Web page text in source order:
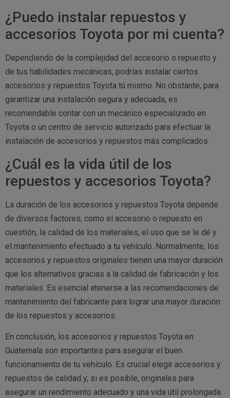
¿Puedo instalar repuestos y
accesorios Toyota por mi cuenta?
Dependiendo de la complejidad del accesorio o repuesto y
de tus habilidades mecánicas, podrías instalar ciertos
accesorios y repuestos Toyota tú mismo. No obstante, para
garantizar una instalación segura y adecuada, es
recomendable contar con un mecánico especializado en
Toyota o un centro de servicio autorizado para efectuar la
instalación de accesorios y repuestos más complicados.
¿Cuál es la vida útil de los
repuestos y accesorios Toyota?
La duración de los accesorios y repuestos Toyota depende
de diversos factores, como el accesorio o repuesto en
cuestión, la calidad de los materiales, el uso que se le dé y
el mantenimiento efectuado a tu vehículo. Normalmente, los
accesorios y repuestos originales tienen una mayor duración
que los alternativos gracias a la calidad de fabricación y los
materiales. Es esencial atenerse a las recomendaciones de
mantenimiento del fabricante para lograr una mayor duración
de los repuestos y accesorios.
En conclusión, los accesorios y repuestos Toyota en
Guatemala son importantes para asegurar el buen
funcionamiento de tu vehículo. Es crucial elegir accesorios y
repuestos de calidad y, si es posible, originales para
asegurar un rendimiento adecuado y una vida útil prolongada.